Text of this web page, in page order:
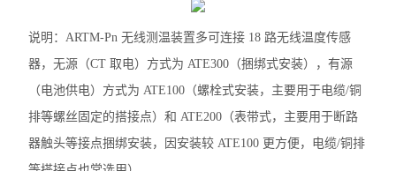
三相多回路监控装置
工业用绝缘监测仪
单相电压表
三相电压表
说明：ARTM-Pn 无线测温装置多可连接 18 路无线温度传感
器，无源（CT 取电）方式为 ATE300（捆绑式安装），有源
（电池供电）方式为 ATE100（螺栓式安装，主要用于电缆/铜
排等螺丝固定的搭接点）和 ATE200（表带式，主要用于断路
器触头等接点捆绑安装，因安装较 ATE100 更方便，电缆/铜排